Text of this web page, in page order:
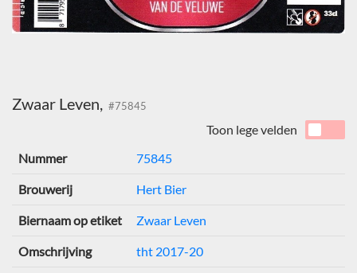
Zwaar Leven, #75845
Toon lege velden
Nummer
75845
Brouwerij Hert Bier
Biernaam op etiket Zwaar Leven
Omschrijving tht 2017-20